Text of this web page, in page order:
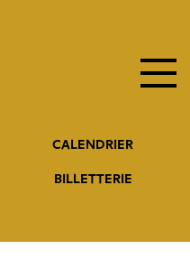
CALENDRIER
BILLETTERIE